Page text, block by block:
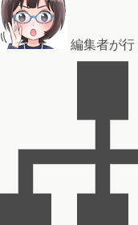
編集者が行